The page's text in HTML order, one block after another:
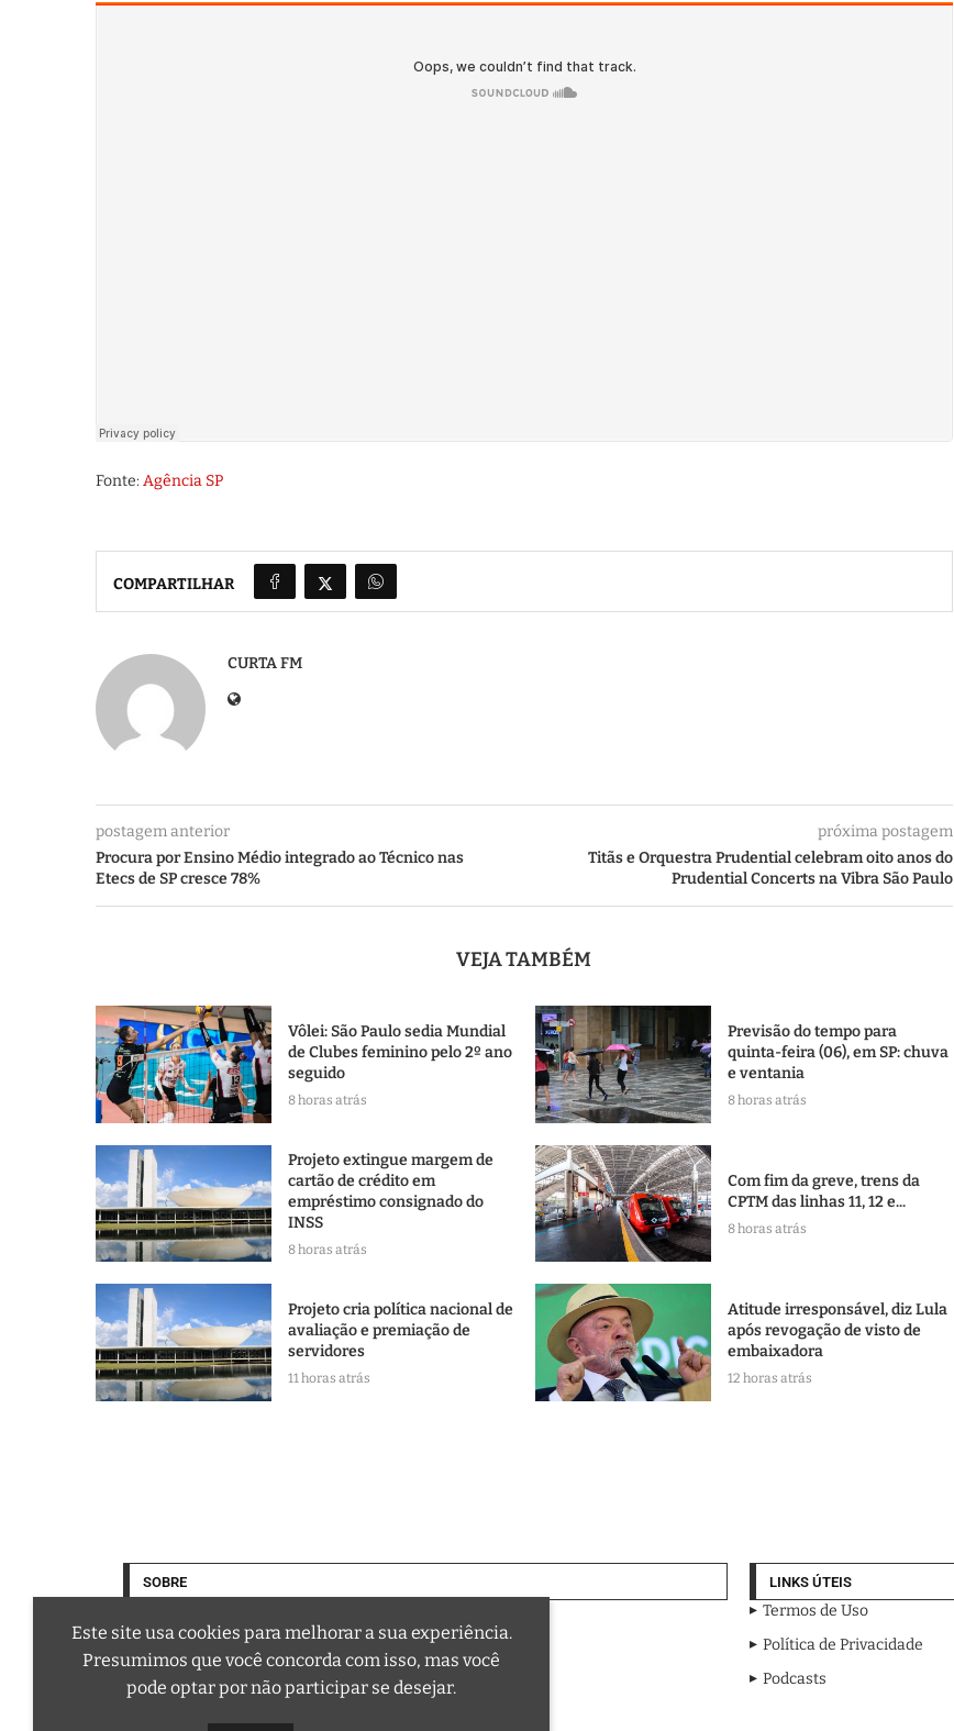
Fonte: Agência SP
COMPARTILHAR
CURTA FM
postagem anterior
Procura por Ensino Médio integrado ao Técnico nas
Etecs de SP cresce 78%
próxima postagem
Titãs e Orquestra Prudential celebram oito anos do
Prudential Concerts na Vibra São Paulo
VEJA TAMBÉM
Vôlei: São Paulo sedia Mundial
de Clubes feminino pelo 2º ano
seguido
8 horas atrás
Previsão do tempo para
quinta-feira (06), em SP: chuva
e ventania
8 horas atrás
Projeto extingue margem de
cartão de crédito em
empréstimo consignado do
INSS
8 horas atrás
Com fim da greve, trens da
CPTM das linhas 11, 12 e...
8 horas atrás
Projeto cria política nacional de
avaliação e premiação de
servidores
11 horas atrás
Atitude irresponsável, diz Lula
após revogação de visto de
embaixadora
12 horas atrás
SOBRE
A trilha sonora da sua vida
Email: contato@curtafm.com
LINKS ÚTEIS
Termos de Uso
Política de Privacidade
Podcasts
Este site usa cookies para melhorar a sua experiência.
Presumimos que você concorda com isso, mas você
pode optar por não participar se desejar.